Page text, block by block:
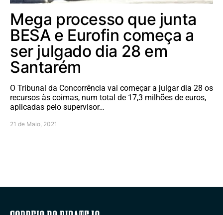
Mega processo que junta
BESA e Eurofin começa a
ser julgado dia 28 em
Santarém
O Tribunal da Concorrência vai começar a julgar dia 28 os
recursos às coimas, num total de 17,3 milhões de euros,
aplicadas pelo supervisor…
21 de Maio, 2021